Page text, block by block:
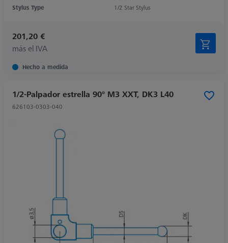
Stylus Type
1/2 Star Stylus
201,20 €
más el IVA
Hecho a medida
1/2-Palpador estrella 90° M3 XXT, DK3 L40
626103-0303-040